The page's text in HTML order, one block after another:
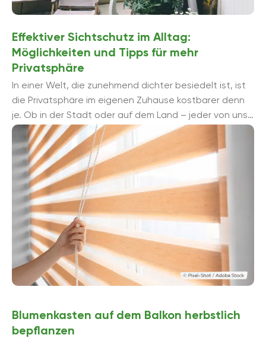
Effektiver Sichtschutz im Alltag:
Möglichkeiten und Tipps für mehr
Privatsphäre
In einer Welt, die zunehmend dichter besiedelt ist, ist
die Privatsphäre im eigenen Zuhause kostbarer denn
je. Ob in der Stadt oder auf dem Land – jeder von uns
mö...
Blumenkasten auf dem Balkon herbstlich
bepflanzen